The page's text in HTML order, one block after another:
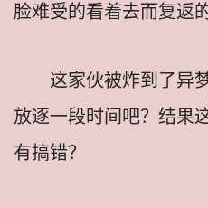
脸难受的看着去而复返
这家伙被炸到了异
放逐一段时间吧？结果
有搞错？